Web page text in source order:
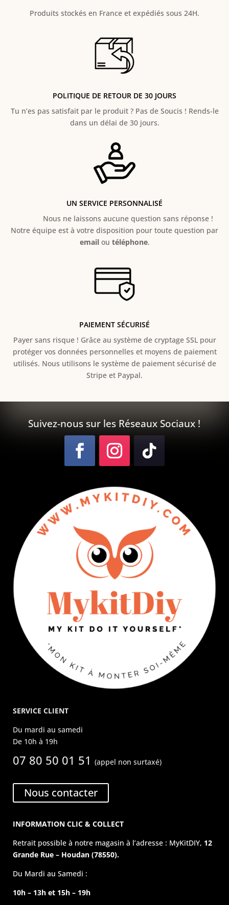
Produits stockés en France et expédiés sous 24H.
POLITIQUE DE RETOUR DE 30 JOURS
Tu n’es pas satisfait par le produit ? Pas de Soucis ! Rends-le
dans un délai de 30 jours.
UN SERVICE PERSONNALISÉ
Nous ne laissons aucune question sans réponse !
Notre équipe est à votre disposition pour toute question par
emailou téléphone.
PAIEMENT SÉCURISÉ
Payer sans risque ! Grâce au système de cryptage SSL pour
protéger vos données personnelles et moyens de paiement
utilisés. Nous utilisons le système de paiement sécurisé de
Stripe et Paypal.
Suivez-nous sur les Réseaux Sociaux !
SERVICE CLIENT
Du mardi au samedi
De 10h à 19h
07 80 50 01 51(appel non surtaxé)
Nous contacter
INFORMATION CLIC & COLLECT
Retrait possible à notre magasin à l’adresse : MyKitDIY, 12
Grande Rue – Houdan (78550).
Du Mardi au Samedi :
10h – 13h et 15h – 19h